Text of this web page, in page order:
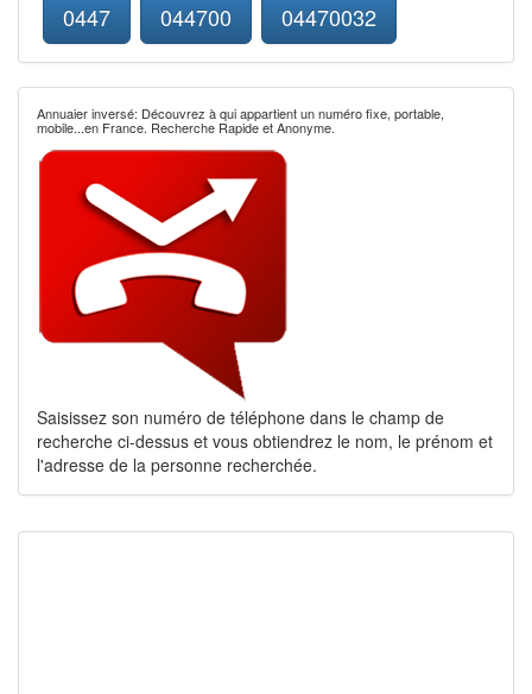
0447 044700 04470032
Annuaier inversé: Découvrez à qui appartient un numéro fixe, portable,
mobile...en France. Recherche Rapide et Anonyme.
Saisissez son numéro de téléphone dans le champ de
recherche ci-dessus et vous obtiendrez le nom, le prénom et
l'adresse de la personne recherchée.